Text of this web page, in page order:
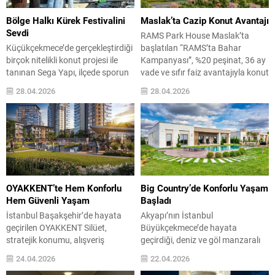
tasarlanan The Pearl, 900 m²
arsa üzerinde, denize yalnızca
150 metre mesafede
konumlanıyor....
Bademler, doğayla uyumlu
yapılaşma, temiz enerji
çözümleri...
Bölge Halkı Kürek Festivalini
Sevdi
Küçükçekmece’de gerçekleştirdiği
birçok nitelikli konut projesi ile
tanınan Sega Yapı, ilçede sporun
birleştirici gücü ve şehir yaşamıyla
doğanın uyumunu öne çıkaran
örnek bir organizasyona imza
attı. Şirket, Küçükçekmece Gölü
Sahil Park Alanı’nda düzenlediği
Kürek Festivali ile amatör ve
profesyonel sporculardan ailelere,
basın mensuplarından gençlere
kadar pek çok farklı kesimin
yoğun...
28.04.2026
Maslak’ta Cazip Konut Avantajı
RAMS Park House Maslak’ta
başlatılan “RAMS’ta Bahar
Kampanyası”, %20 peşinat, 36 ay
vade ve sıfır faiz avantajıyla konut
sahibi olmak isteyenlere cazip
finansman modeli sunuyor. Güçlü
lokasyonu ve 1+1’den 4+1’e
uzanan farklı daire seçenekleriyle
öne çıkan proje, yatırımcılara “iyi
ki” dedirten ayrıcalıklı bir fırsat
vadediyor. RAMS Türkiye, bahar
dönemine özel...
28.04.2026
OYAKKENT’te Hem Konforlu
Hem Güvenli Yaşam
İstanbul Başakşehir’de hayata
geçirilen OYAKKENT Silüet,
stratejik konumu, alışveriş
bağlantılarıyla öne çıkıyor. Proje;
24.04.2026
Big Country’de Konforlu Yaşam
Başladı
Akyapı’nın İstanbul
Büyükçekmece’de hayata
geçirdiği, deniz ve göl manzaralı
Country projesinde yaşam
22.04.2026